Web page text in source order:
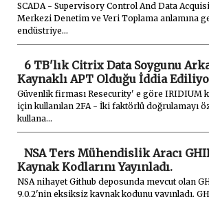
SCADA - Supervisory Control And Data
Merkezi Denetim ve Veri Toplama anlamına
endüstriye...
6 TB'lık Citrix Data Soygunu
Kaynaklı APT Olduğu İddia
Güvenlik firması Resecurity' e göre IRIDIUM
için kullanılan 2FA - İki faktörlü doğrulamayı
kullana...
NSA Ters Mühendislik Aracı
Kaynak Kodlarını Yayınladı.
NSA nihayet Github deposunda mevcut olan
9.0.2'nin eksiksiz kaynak kodunu yayınladı.